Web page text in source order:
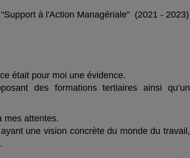
à l'Action Managériale" (2021 - 2023)
était pour moi une évidence.
des formations tertiaires ainsi qu’un
mes attentes.
une vision concrète du monde du travail,